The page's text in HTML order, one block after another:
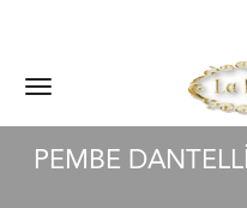
PEMBE